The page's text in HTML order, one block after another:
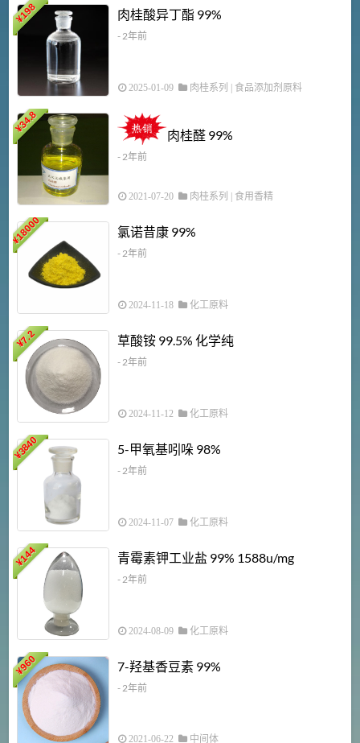
¥
198 肉桂酸异丁酯 99%
- 2年前
2025-01-09 肉桂系列 | 食品添加剂原料
¥
34.8
肉桂醛 99%
- 2年前
2021-07-20 肉桂系列 | 食用香精
¥
18000 氯诺昔康 99%
- 2年前
2024-11-18 化工原料
¥
7.2 草酸铵 99.5% 化学纯
- 2年前
2024-11-12 化工原料
¥
3840 5-甲氧基吲哚 98%
- 2年前
2024-11-07 化工原料
¥
144 青霉素钾工业盐 99% 1588u/mg
- 2年前
2024-08-09 化工原料
¥
960 7-羟基香豆素 99%
- 2年前
2021-06-22 中间体